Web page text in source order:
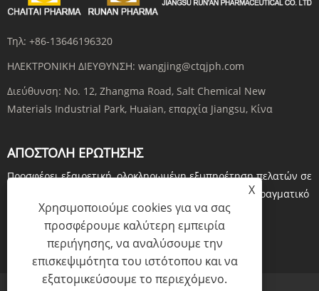
Τηλ: +86-13646196320
ΗΛΕΚΤΡΟΝΙΚΗ ΔΙΕΥΘΥΝΣΗ: wangjing@ctqjph.com
Διεύθυνση: No. 12, Zhangma Road, Salt Chemical New
Materials Industrial Park, Huaian, επαρχία Jiangsu, Κίνα
ΑΠΟΣΤΟΛΉ ΕΡΏΤΗΣΗΣ
Προσφέρει εξαιρετική, ολοκληρωμένη εξυπηρέτηση πελατών σε
κάθε βήμα. Πριν παραγγείλετε, κάντε ερωτήσεις σε πραγματικό
χρόνο μέσω...
ΕΡΕΥΝΑ ΤΩΡΑ
X
Χρησιμοποιούμε cookies για να σας
προσφέρουμε καλύτερη εμπειρία
περιήγησης, να αναλύσουμε την
επισκεψιμότητα του ιστότοπου και να
εξατομικεύσουμε το περιεχόμενο.